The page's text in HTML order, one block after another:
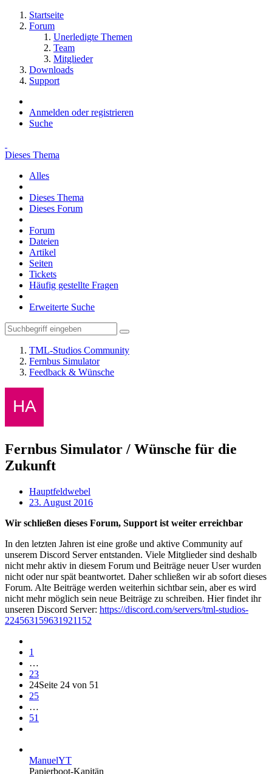
Startseite
Forum
Unerledigte Themen
Team
Mitglieder
Downloads
Support
Anmelden oder registrieren
Suche
Dieses Thema
Alles
Dieses Thema
Dieses Forum
Forum
Dateien
Artikel
Seiten
Tickets
Häufig gestellte Fragen
Erweiterte Suche
TML-Studios Community
Fernbus Simulator
Feedback & Wünsche
Fernbus Simulator / Wünsche für die
Zukunft
Hauptfeldwebel
23. August 2016
Wir schließen dieses Forum, Support ist weiter erreichbar
In den letzten Jahren ist eine große und aktive Community auf
unserem Discord Server entstanden. Viele Mitglieder sind deshalb
nicht mehr aktiv in diesem Forum und Beiträge neuer User wurden
nicht oder nur spät beantwortet. Daher schließen wir ab sofort dieses
Forum. Alte Beiträge werden weiterhin sichtbar sein, aber es wird
nicht mehr möglich sein neue Beiträge zu schreiben. Hier findet ihr
unseren Discord Server: https://discord.com/servers/tml-studios-
224563159631921152
1
…
23
24Seite 24 von 51
25
…
51
ManuelYT
Papierboot-Kapitän